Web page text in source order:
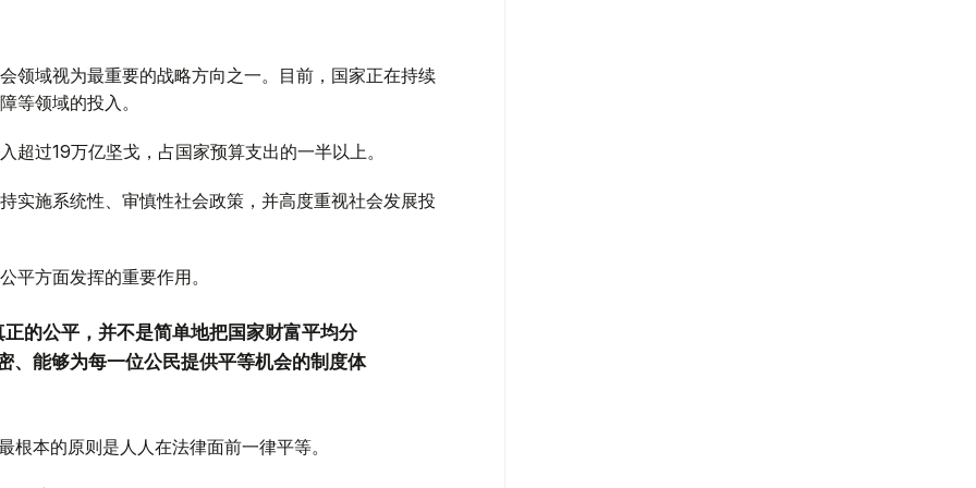
领域视为最重要的战略方向之一。目前，国家正在持续
等领域的投入。
过19万亿坚戈，占国家预算支出的一半以上。
实施系统性、审慎性社会政策，并高度重视社会发展投
平方面发挥的重要作用。
的公平，并不是简单地把国家财富平均分
、能够为每一位公民提供平等机会的制度体
根本的原则是人人在法律面前一律平等。